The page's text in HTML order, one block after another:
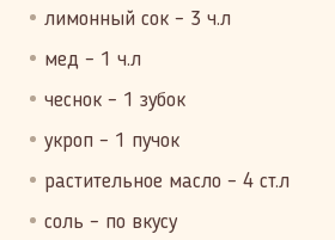
лимонный сок – 3 ч.л
мед – 1 ч.л
чеснок – 1 зубок
укроп – 1 пучок
растительное масло – 4 ст.л
соль – по вкусу